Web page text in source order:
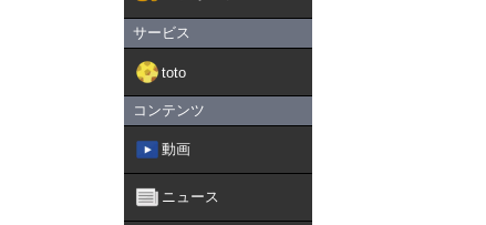
サービス
toto
コンテンツ
動画
ニュース